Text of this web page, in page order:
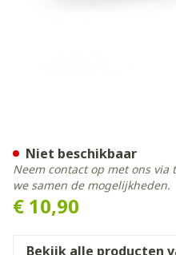
€ 10,90
Niet beschikbaar
Neem contact op met ons
we samen de mogelijkheden.
Bekijk alle producten